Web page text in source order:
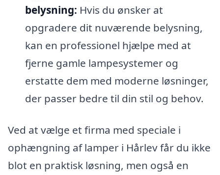
belysning: Hvis du ønsker at
opgradere dit nuværende belysning,
kan en professionel hjælpe med at
fjerne gamle lampesystemer og
erstatte dem med moderne løsninger,
der passer bedre til din stil og behov.
Ved at vælge et firma med speciale i
ophængning af lamper i Hårlev får du ikke
blot en praktisk løsning, men også en